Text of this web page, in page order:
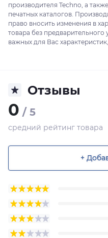
производителя Techno, а
печатных каталогов.
право вносить изменения в
товара без
важных для Вас
Отзывы
0 / 5
средний рейтинг товара
+